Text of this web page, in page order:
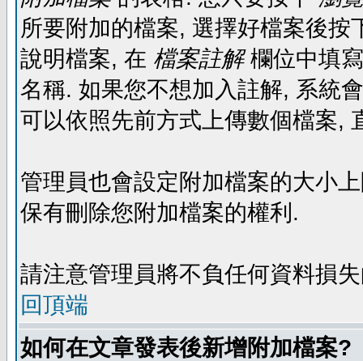
所要附加的檔案, 選擇好檔案後
說明檔案, 在 檔案註解欄位中填
名稱. 如果您不想加入註解, 系統
可以依照先前方式上傳數個檔案,
管理員也會設定附加檔案的大小
保有刪除您附加檔案的權利.
請注意管理員將不負任何資料損
回頂端
如何在文章發表後新增附加檔案?